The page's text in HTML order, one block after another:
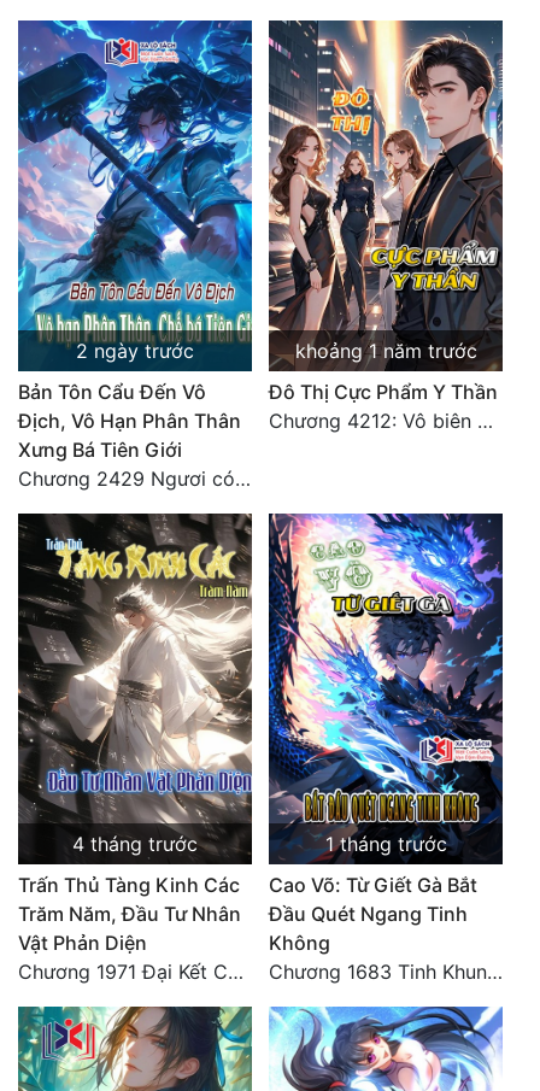
2 ngày trước
Bản Tôn Cẩu Đến Vô
Địch, Vô Hạn Phân Thân
Xưng Bá Tiên Giới
Chương 2429 Ngươi có tuệ nhãn? Ta có...
khoảng 1 năm trước
Đô Thị Cực Phẩm Y Thần
Chương 4212: Vô biên hắc ám
4 tháng trước
Trấn Thủ Tàng Kinh Các
Trăm Năm, Đầu Tư Nhân
Vật Phản Diện
Chương 1971 Đại Kết Cục!
1 tháng trước
Cao Võ: Từ Giết Gà Bắt
Đầu Quét Ngang Tinh
Không
Chương 1683 Tinh Khung Võ Thánh (Hết)